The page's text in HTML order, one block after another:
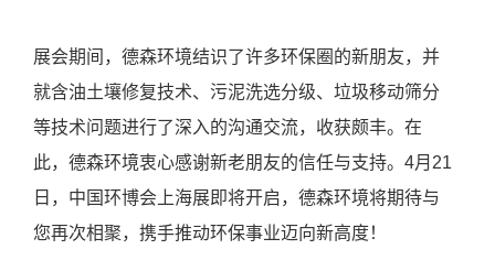
展会期间，德森环境结识了许多环保圈的新朋友，并
就含油土壤修复技术、污泥洗选分级、垃圾移动筛分
等技术问题进行了深入的沟通交流，收获颇丰。在
此，德森环境衷心感谢新老朋友的信任与支持。4月21
日，中国环博会上海展即将开启，德森环境将期待与
您再次相聚，携手推动环保事业迈向新高度！